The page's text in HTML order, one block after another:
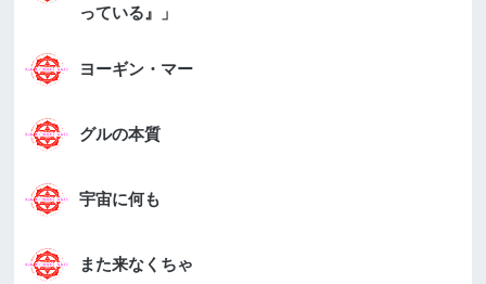
っている』」
ヨーギン・マー
グルの本質
宇宙に何も
また来なくちゃ